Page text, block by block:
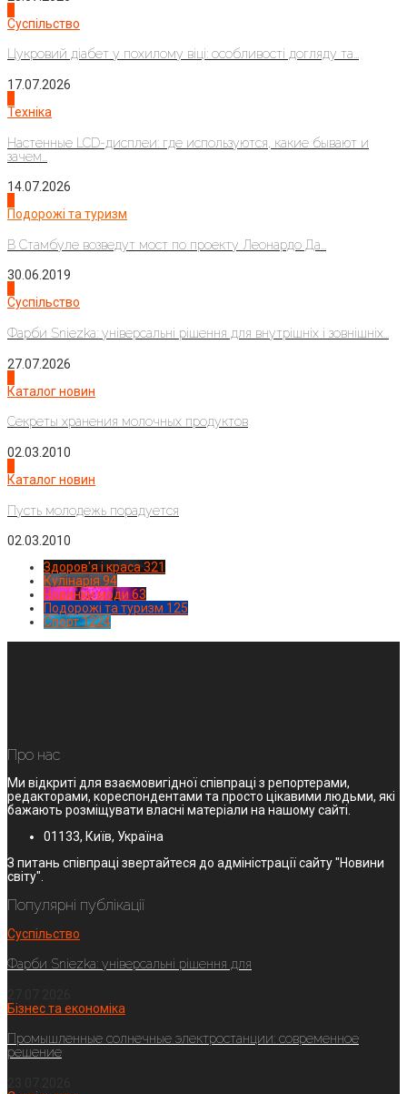
Суспільство
Цукровий діабет у похилому віці: особливості догляду та...
17.07.2026
Техніка
Настенные LCD-дисплеи: где используются, какие бывают и
зачем...
14.07.2026
Подорожі та туризм
В Стамбуле возведут мост по проекту Леонардо Да...
30.06.2019
Суспільство
Фарби Sniezka: універсальні рішення для внутрішніх і зовнішніх...
27.07.2026
Каталог новин
Секреты хранения молочных продуктов
02.03.2010
Каталог новин
Пусть молодежь порадуется
02.03.2010
Здоров'я і краса 321
Кулінарія 94
Новинки моди 63
Подорожі та туризм 125
Спорт1224
Про нас
Ми відкриті для взаємовигідної співпраці з репортерами,
редакторами, кореспондентами та просто цікавими людьми, які
бажають розміщувати власні матеріали на нашому сайті.
01133, Київ, Україна
З питань співпраці звертайтеся до адміністрації сайту "Новини
світу".
Популярні публікації
Суспільство
Фарби Sniezka: універсальні рішення для
Бізнес та економіка
Промышленные солнечные электростанции: современное
решение